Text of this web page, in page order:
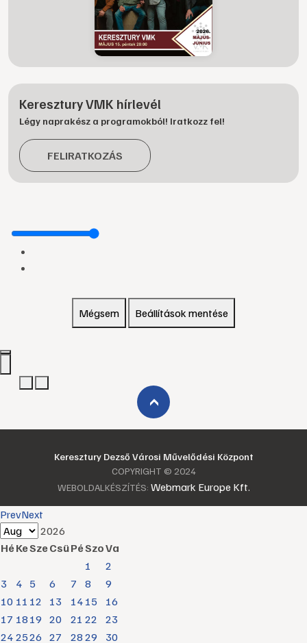
Keresztury VMK hírlevél
Légy naprakész a programokból! Iratkozz fel!
FELIRATKOZÁS
Mégsem Beállítások mentése
›
Keresztury Dezső Városi Művelődési Központ
COPYRIGHT © 2024
WEBOLDALKÉSZÍTÉS: Webmark Europe Kft.
PrevNext
2026
HéKeSzeCsüPéSzoVa
1
2
3
4 5 6 7 8
9
10 11 12 13 14 15
16
17 18 19 20 21 22
23
24 2526 27 28 29 30